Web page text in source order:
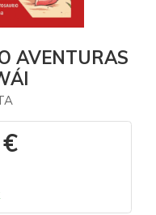
AVENTURAS